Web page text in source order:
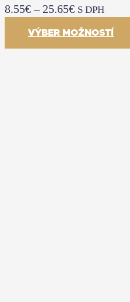
8.55€– 25.65€ S DPH
VÝBER MOŽNOSTÍ